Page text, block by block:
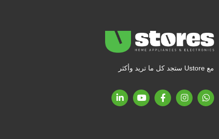
مع Ustore ستجد كل ما تريد وأكثر